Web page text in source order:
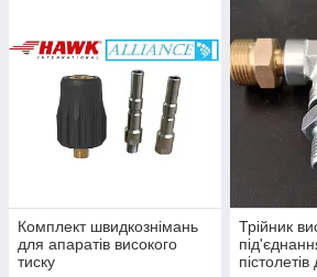
Комплект швидкознімань
для апаратів високого
тиску
Трійник